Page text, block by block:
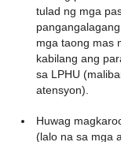
tulad ng mga
mga taong mas
kabilang ang
sa LPHU
atensyon).
Huwag
(lalo na sa mga